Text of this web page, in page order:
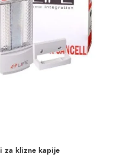
za klizne kapije